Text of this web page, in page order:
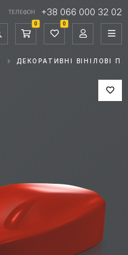
ТЕЛЕФОН +38 066 000 32 02
0 0
ДЕКОРАТИВНІ ВІНІЛОВІ